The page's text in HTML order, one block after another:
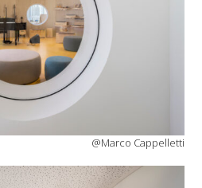
@Marco Cappelletti